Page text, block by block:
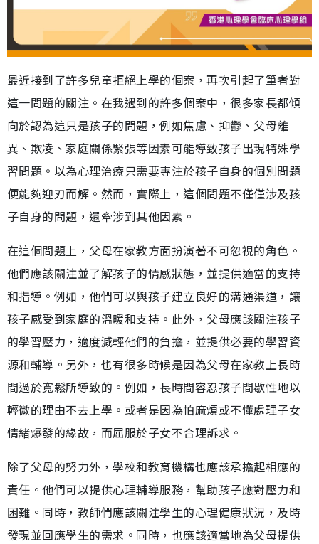
最近接到了許多兒童拒絕上學的個案，再次引起了筆者對
這一問題的關注。在我遇到的許多個案中，很多家長都傾
向於認為這只是孩子的問題，例如焦慮、抑鬱、父母離
異、欺凌、家庭關係緊張等因素可能導致孩子出現特殊學
習問題。以為心理治療只需要專注於孩子自身的個別問題
便能夠迎刃而解。然而，實際上，這個問題不僅僅涉及孩
子自身的問題，還牽涉到其他因素。
在這個問題上，父母在家教方面扮演著不可忽視的角色。
他們應該關注並了解孩子的情感狀態，並提供適當的支持
和指導。例如，他們可以與孩子建立良好的溝通渠道，讓
孩子感受到家庭的溫暖和支持。此外，父母應該關注孩子
的學習壓力，適度減輕他們的負擔，並提供必要的學習資
源和輔導。另外，也有很多時候是因為父母在家教上長時
間過於寬鬆所導致的。例如，長時間容忍孩子間歇性地以
輕微的理由不去上學。或者是因為怕麻煩或不懂處理子女
情緒爆發的緣故，而屈服於子女不合理訴求。
除了父母的努力外，學校和教育機構也應該承擔起相應的
責任。他們可以提供心理輔導服務，幫助孩子應對壓力和
困難。同時，教師們應該關注學生的心理健康狀況，及時
發現並回應學生的需求。同時，也應該適當地為父母提供